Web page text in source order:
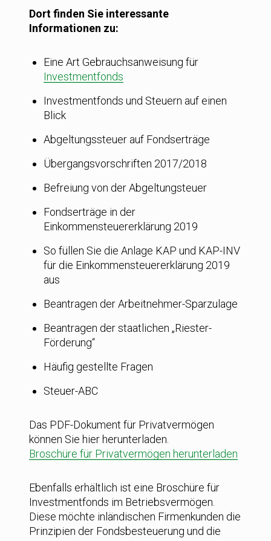
Dort finden Sie interessante
Informationen zu:
Eine Art Gebrauchsanweisung für
Investmentfonds
Investmentfonds und Steuern auf einen
Blick
Abgeltungssteuer auf Fondserträge
Übergangsvorschriften 2017/2018
Befreiung von der Abgeltungsteuer
Fondserträge in der
Einkommensteuererklärung 2019
So füllen Sie die Anlage KAP und KAP-INV
für die Einkommensteuererklärung 2019
aus
Beantragen der Arbeitnehmer-Sparzulage
Beantragen der staatlichen „Riester-
Förderung“
Häufig gestellte Fragen
Steuer-ABC
Das PDF-Dokument für Privatvermögen
können Sie hier herunterladen.
Broschüre für Privatvermögen herunterladen
Ebenfalls erhältlich ist eine Broschüre für
Investmentfonds im Betriebsvermögen.
Diese möchte inländischen Firmenkunden die
Prinzipien der Fondsbesteuerung und die